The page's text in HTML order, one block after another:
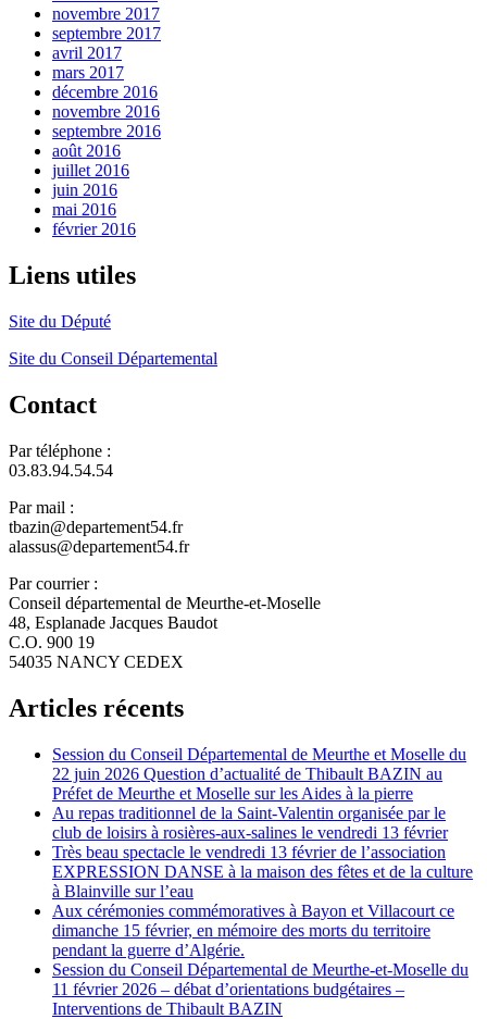
novembre 2017
septembre 2017
avril 2017
mars 2017
décembre 2016
novembre 2016
septembre 2016
août 2016
juillet 2016
juin 2016
mai 2016
février 2016
Liens utiles
Site du Député
Site du Conseil Départemental
Contact
Par téléphone :
03.83.94.54.54
Par mail :
tbazin@departement54.fr
alassus@departement54.fr
Par courrier :
Conseil départemental de Meurthe-et-Moselle
48, Esplanade Jacques Baudot
C.O. 900 19
54035 NANCY CEDEX
Articles récents
Session du Conseil Départemental de Meurthe et Moselle du
22 juin 2026 Question d’actualité de Thibault BAZIN au
Préfet de Meurthe et Moselle sur les Aides à la pierre
Au repas traditionnel de la Saint-Valentin organisée par le
club de loisirs à rosières-aux-salines le vendredi 13 février
Très beau spectacle le vendredi 13 février de l’association
EXPRESSION DANSE à la maison des fêtes et de la culture
à Blainville sur l’eau
Aux cérémonies commémoratives à Bayon et Villacourt ce
dimanche 15 février, en mémoire des morts du territoire
pendant la guerre d’Algérie.
Session du Conseil Départemental de Meurthe-et-Moselle du
11 février 2026 – débat d’orientations budgétaires –
Interventions de Thibault BAZIN